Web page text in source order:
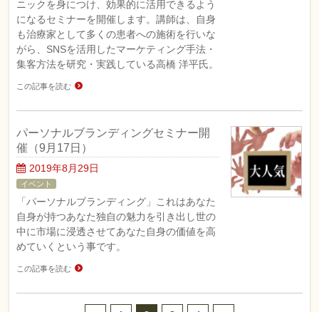
ニックを身につけ、効果的に活用できるよう
になるセミナーを開催します。講師は、自身
も治療家として多くの患者への施術を行いな
がら、SNSを活用したマーケティング手法・
集客方法を研究・実践している高橋 洋平氏。
この記事を読む
パーソナルブランディングセミナー開
催（9月17日）
2019年8月29日
イベント
「パーソナルブランディング」これはあなた
自身が持つあなた独自の魅力を引き出し世の
中に市場に浸透させてあなた自身の価値を高
めていくという事です。
この記事を読む